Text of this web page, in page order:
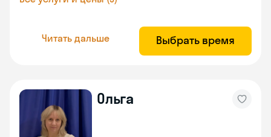
Читать дальше Выбрать время
Ольга